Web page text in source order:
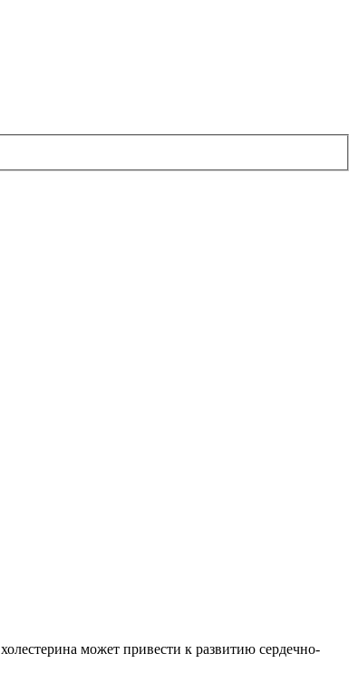
может привести к развитию сердечно-